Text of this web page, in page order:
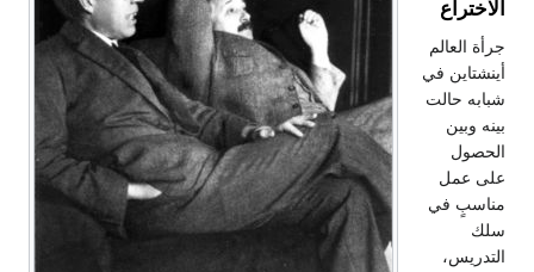
الاختراع
جرأة العالم
أينشتاين في
شبابه حالت
بينه وبين
الحصول
على عمل
مناسبٍ في
سلك
التدريس،